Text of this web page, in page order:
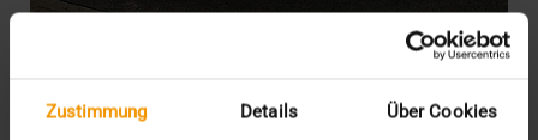
Zustimmung Details Über Cookies
erfolgreiche Zukunft